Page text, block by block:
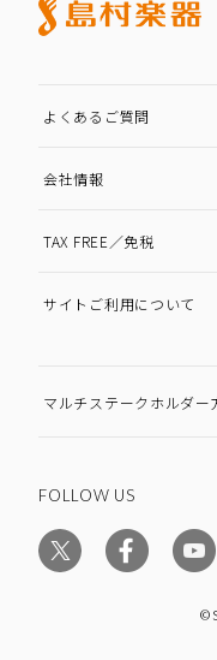
よくあるご質問
会社情報
TAX FREE／免税
サイトご利用について
マルチステークホルダー
FOLLOW US